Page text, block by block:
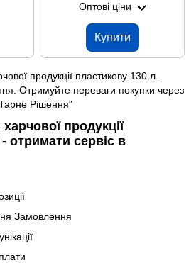
Оптові ціни
Купити
продукції пластикову 130 л.
Отримуйте переваги покупки через
Рішення"
продукції
отримати сервіс в
Замовлення